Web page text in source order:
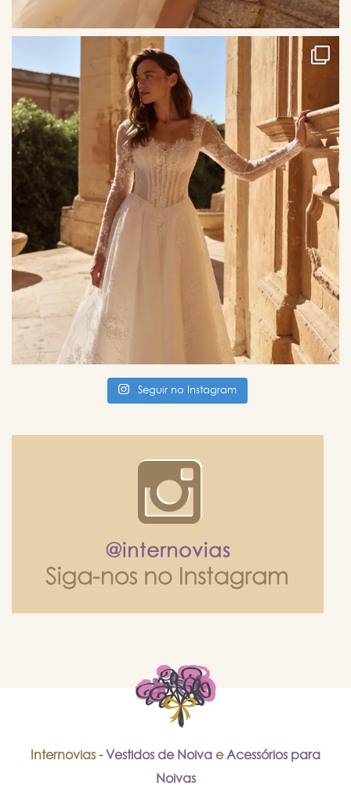
Seguir no Instagram
Internovias -Vestidos de Noiva e Acessórios para
Noivas